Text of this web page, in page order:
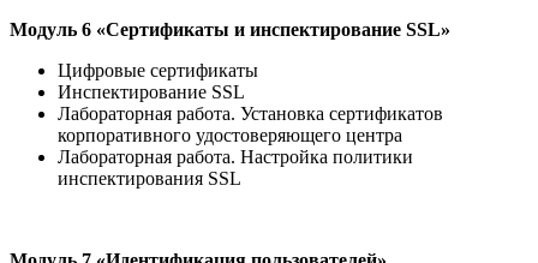
Модуль 6 «Сертификаты и инспектирование SSL»
Цифровые сертификаты
Инспектирование SSL
Лабораторная работа. Установка сертификатов
корпоративного удостоверяющего центра
Лабораторная работа. Настройка политики
инспектирования SSL